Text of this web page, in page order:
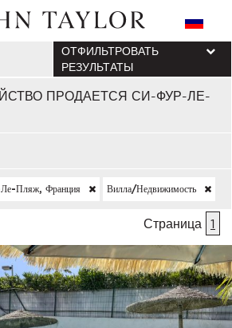
ПРОДАЕТСЯ СИ-ФУР-ЛЕ-
ОТФИЛЬТРОВАТЬ
РЕЗУЛЬТАТЫ
Пляж, Франция Вилла/недвижимость
Страница 1